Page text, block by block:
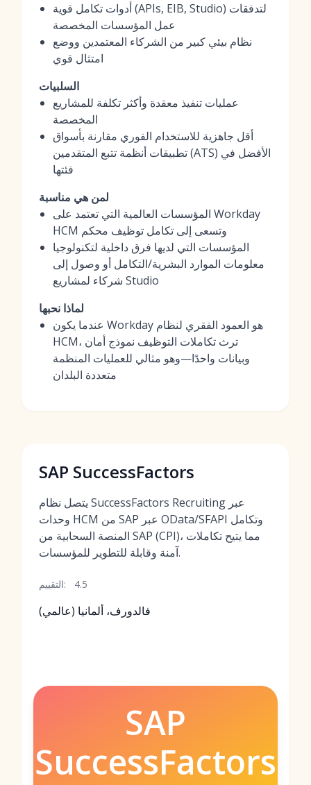
أدوات تكامل قوية (APIs, EIB, Studio) لتدفقات
عمل المؤسسات المخصصة
نظام بيئي كبير من الشركاء المعتمدين ووضع
امتثال قوي
السلبيات
عمليات تنفيذ معقدة وأكثر تكلفة للمشاريع
المخصصة
أقل جاهزية للاستخدام الفوري مقارنة بأسواق
تطبيقات أنظمة تتبع المتقدمين (ATS) الأفضل في
فئتها
لمن هي مناسبة
المؤسسات العالمية التي تعتمد على Workday
HCM وتسعى إلى تكامل توظيف محكم
المؤسسات التي لديها فرق داخلية لتكنولوجيا
معلومات الموارد البشرية/التكامل أو وصول إلى
شركاء لمشاريع Studio
لماذا نحبها
عندما يكون Workday هو العمود الفقري لنظام
HCM، ترث تكاملات التوظيف نموذج أمان
وبيانات واحدًا—وهو مثالي للعمليات المنظمة
متعددة البلدان
SAP SuccessFactors
يتصل نظام SuccessFactors Recruiting عبر
وحدات HCM من SAP عبر OData/SFAPI وتكامل
المنصة السحابية من SAP (CPI)، مما يتيح تكاملات
آمنة وقابلة للتطوير للمؤسسات.
التقييم: 4.5
فالدورف، ألمانيا (عالمي)
SAP
SuccessFactors